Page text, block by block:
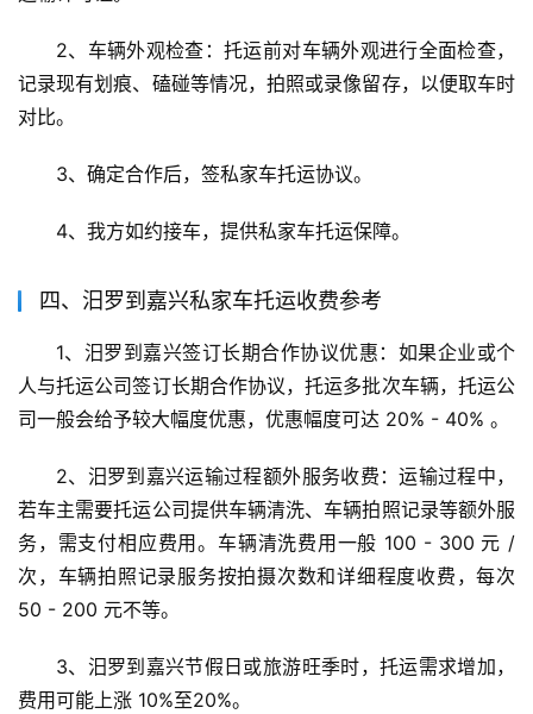
2、车辆外观检查：托运前对车辆外观进行全面检查，
记录现有划痕、磕碰等情况，拍照或录像留存，以便取车时
对比。
3、确定合作后，签私家车托运协议。
4、我方如约接车，提供私家车托运保障。
四、汨罗到嘉兴私家车托运收费参考
1、汨罗到嘉兴签订长期合作协议优惠：如果企业或个
人与托运公司签订长期合作协议，托运多批次车辆，托运公
司一般会给予较大幅度优惠，优惠幅度可达 20% - 40% 。
2、汨罗到嘉兴运输过程额外服务收费：运输过程中，
若车主需要托运公司提供车辆清洗、车辆拍照记录等额外服
务，需支付相应费用。车辆清洗费用一般 100 - 300 元 /
次，车辆拍照记录服务按拍摄次数和详细程度收费，每次
50 - 200 元不等。
3、汨罗到嘉兴节假日或旅游旺季时，托运需求增加，
费用可能上涨 10%至20%。